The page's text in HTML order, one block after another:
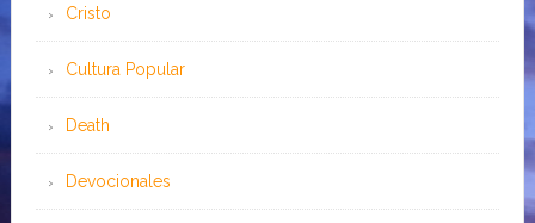
Cristo
Cultura Popular
Death
Devocionales